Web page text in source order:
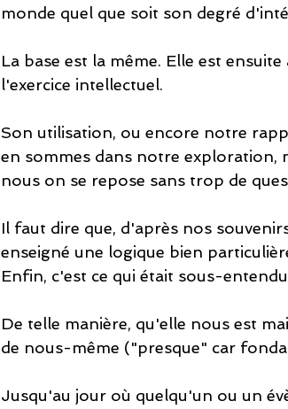
monde quel que soit son degré
La base est la même. Elle est
l'exercice intellectuel.
Son utilisation, ou encore notre
en sommes dans notre exploration,
nous on se repose sans trop de
Il faut dire que, d'après nos
enseigné une logique bien
Enfin, c'est ce qui était sous-
De telle manière, qu'elle nous est
de nous-même ("presque" car
Jusqu'au jour où quelqu'un ou un